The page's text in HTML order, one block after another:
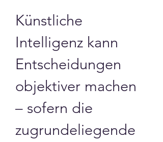
Künstliche
Intelligenz kann
Entscheidungen
objektiver machen
– sofern die
zugrundeliegende